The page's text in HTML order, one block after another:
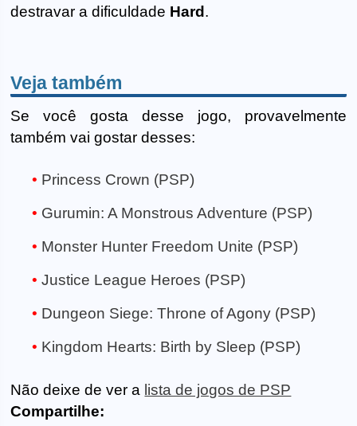
destravar a dificuldade Hard .
Veja também
Se você gosta desse jogo, provavelmente
também vai gostar desses:
Princess Crown (PSP)
Gurumin: A Monstrous Adventure (PSP)
Monster Hunter Freedom Unite (PSP)
Justice League Heroes (PSP)
Dungeon Siege: Throne of Agony (PSP)
Kingdom Hearts: Birth by Sleep (PSP)
Não deixe de ver a lista de jogos de PSP
Compartilhe: